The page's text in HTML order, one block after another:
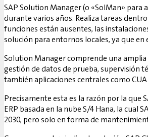
SAP Solution Manager (o «SolMan» para
durante varios años. Realiza tareas
funciones están ausentes, las
solución para entornos locales, ya que
Solution Manager comprende una amplia
gestión de datos de prueba, supervisión
también aplicaciones centrales como
Precisamente esta es la razón por la que
ERP basada en la nube S/4 Hana, la
2030, pero solo en forma de